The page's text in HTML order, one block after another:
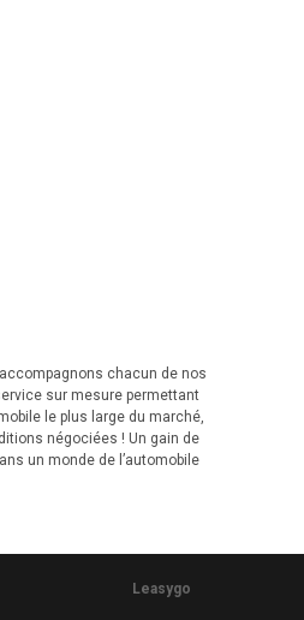
accompagnons chacun de nos
sur mesure permettant
le plus large du marché,
négociées ! Un gain de
un monde de l’automobile
Leasygo